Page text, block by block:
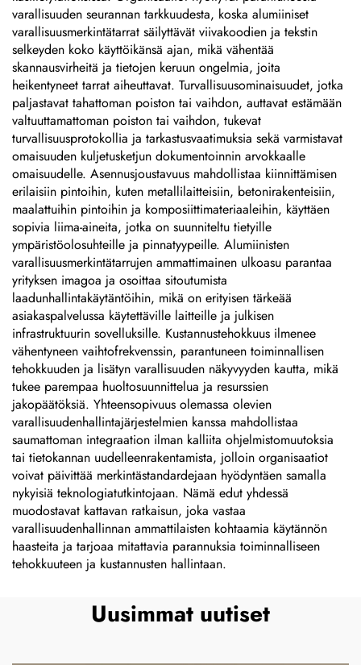
varallisuuden seurannan tarkkuudesta, koska alumiiniset
varallisuusmerkintätarrat säilyttävät viivakoodien ja tekstin
selkeyden koko käyttöikänsä ajan, mikä vähentää
skannausvirheitä ja tietojen keruun ongelmia, joita
heikentyneet tarrat aiheuttavat. Turvallisuusominaisuudet, jotka
paljastavat tahattoman poiston tai vaihdon, auttavat estämään
valtuuttamattoman poiston tai vaihdon, tukevat
turvallisuusprotokollia ja tarkastusvaatimuksia sekä varmistavat
omaisuuden kuljetusketjun dokumentoinnin arvokkaalle
omaisuudelle. Asennusjoustavuus mahdollistaa kiinnittämisen
erilaisiin pintoihin, kuten metallilaitteisiin, betonirakenteisiin,
maalattuihin pintoihin ja komposiittimateriaaleihin, käyttäen
sopivia liima-aineita, jotka on suunniteltu tietyille
ympäristöolosuhteille ja pinnatyypeille. Alumiinisten
varallisuusmerkintätarrujen ammattimainen ulkoasu parantaa
yrityksen imagoa ja osoittaa sitoutumista
laadunhallintakäytäntöihin, mikä on erityisen tärkeää
asiakaspalvelussa käytettäville laitteille ja julkisen
infrastruktuurin sovelluksille. Kustannustehokkuus ilmenee
vähentyneen vaihtofrekvenssin, parantuneen toiminnallisen
tehokkuuden ja lisätyn varallisuuden näkyvyyden kautta, mikä
tukee parempaa huoltosuunnittelua ja resurssien
jakopäätöksiä. Yhteensopivuus olemassa olevien
varallisuudenhallintajärjestelmien kanssa mahdollistaa
saumattoman integraation ilman kalliita ohjelmistomuutoksia
tai tietokannan uudelleenrakentamista, jolloin organisaatiot
voivat päivittää merkintästandardejaan hyödyntäen samalla
nykyisiä teknologiatutkintojaan. Nämä edut yhdessä
muodostavat kattavan ratkaisun, joka vastaa
varallisuudenhallinnan ammattilaisten kohtaamia käytännön
haasteita ja tarjoaa mitattavia parannuksia toiminnalliseen
tehokkuuteen ja kustannusten hallintaan.
Uusimmat uutiset